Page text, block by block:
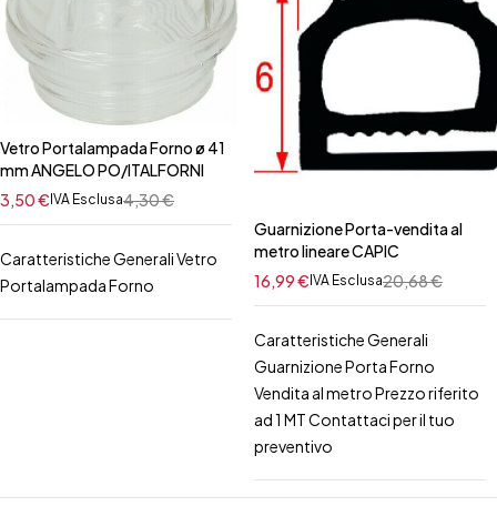
Vetro Portalampada Forno ø 41
mm ANGELO PO/ITALFORNI
4,30€
3,50€ IVA Esclusa
Caratteristiche Generali Vetro
Portalampada Forno
Guarnizione Porta-vendita al
metro lineare CAPIC
20,68€
16,99€ IVA Esclusa
Caratteristiche Generali
Guarnizione Porta Forno
Vendita al metro Prezzo riferito
ad 1 MT Contattaci per il tuo
preventivo